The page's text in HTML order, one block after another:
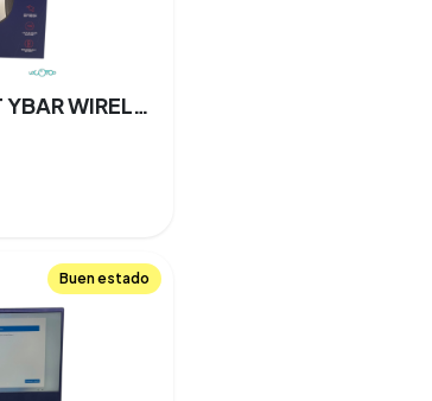
GAMINGXTRUST YBAR WIRELESS GAMING MOUSE Gaming USB
Buen estado